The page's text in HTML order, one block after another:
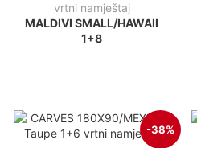
vrtni namještaj
MALDIVI SMALL/HAWAII
1+8
-38%